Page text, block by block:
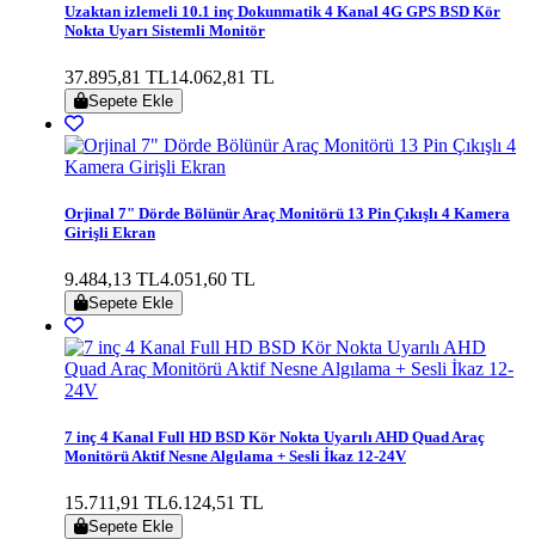
Uzaktan izlemeli 10.1 inç Dokunmatik 4 Kanal 4G GPS BSD Kör
Nokta Uyarı Sistemli Monitör
37.895,81 TL14.062,81 TL
Sepete Ekle
Orjinal 7" Dörde Bölünür Araç Monitörü 13 Pin Çıkışlı 4 Kamera
Girişli Ekran
9.484,13 TL4.051,60 TL
Sepete Ekle
7 inç 4 Kanal Full HD BSD Kör Nokta Uyarılı AHD Quad Araç
Monitörü Aktif Nesne Algılama + Sesli İkaz 12-24V
15.711,91 TL6.124,51 TL
Sepete Ekle